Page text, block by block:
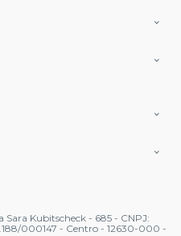
Sara Kubitscheck - 685 - CNPJ:
000147 - Centro - 12630-000 -